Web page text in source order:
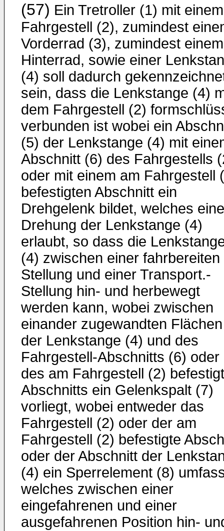
(57) Ein Tretroller (1) mit einem
Fahrgestell (2), zumindest
Vorderrad (3), zumindest einem
Hinterrad, sowie einer
(4) soll dadurch
sein, dass die Lenkstange (4)
dem Fahrgestell (2)
verbunden ist wobei ein
(5) der Lenkstange (4) mit
Abschnitt (6) des Fahrgestells
oder mit einem am Fahrgestell
befestigten Abschnitt ein
Drehgelenk bildet, welches eine
Drehung der Lenkstange (4)
erlaubt, so dass die
(4) zwischen einer fahrbereiten
Stellung und einer Transport.-
Stellung hin- und herbewegt
werden kann, wobei zwischen
einander zugewandten Flächen
der Lenkstange (4) und des
Fahrgestell-Abschnitts (6) oder
des am Fahrgestell (2)
Abschnitts ein Gelenkspalt (7)
vorliegt, wobei entweder das
Fahrgestell (2) oder der am
Fahrgestell (2) befestigte
oder der Abschnitt der
(4) ein Sperrelement (8)
welches zwischen einer
eingefahrenen und einer
ausgefahrenen Position hin-